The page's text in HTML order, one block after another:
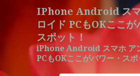
IPhone Android スマ
ロイド PCもOKここが
スポット！
iPhone Android スマホ ア
PCもOKここがパワー・スポ